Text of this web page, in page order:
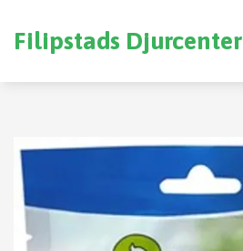
Filipstads Djurcenter